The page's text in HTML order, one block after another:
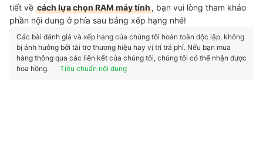
tiết về cách lựa chọn RAM máy tính, bạn vui lòng tham khảo
phần nội dung ở phía sau bảng xếp hạng nhé!
Các bài đánh giá và xếp hạng của chúng tôi hoàn toàn độc lập, không
bị ảnh hưởng bởi tài trợ thương hiệu hay vị trí trả phí. Nếu bạn mua
hàng thông qua các liên kết của chúng tôi, chúng tôi có thể nhận được
hoa hồng.
Tiêu chuẩn nội dung